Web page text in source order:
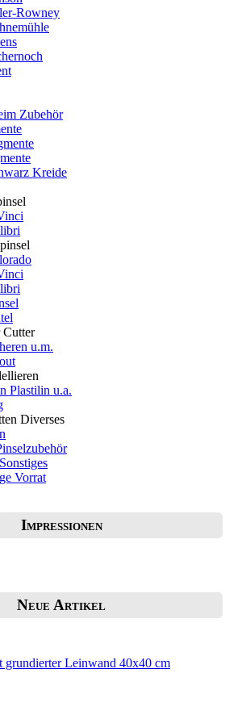
Rowney
Zubehör
Kreide
Cutter
u.m.
Plastilin u.a.
Diverses
Vorrat
Impressionen
Neue Artikel
grundierter Leinwand 40x40 cm